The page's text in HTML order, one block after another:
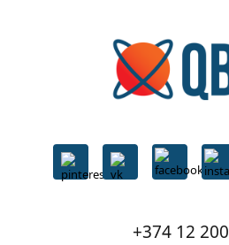
+374 12